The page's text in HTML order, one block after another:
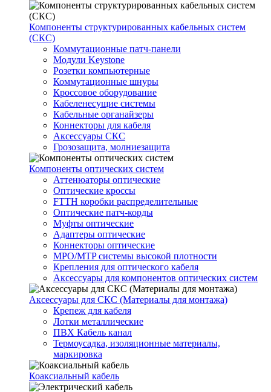
Компоненты структурированных кабельных систем
(СКС)
Коммутационные патч-панели
Модули Keystone
Розетки компьютерные
Коммутационные шнуры
Кроссовое оборудование
Кабеленесущие системы
Кабельные органайзеры
Коннекторы для кабеля
Аксессуары СКС
Грозозащита, молниезащита
Компоненты оптических систем
Аттенюаторы оптические
Оптические кроссы
FTTH коробки распределительные
Оптические патч-корды
Муфты оптические
Адаптеры оптические
Коннекторы оптические
MPO/MTP системы высокой плотности
Крепления для оптического кабеля
Аксессуары для компонентов оптических систем
Аксессуары для СКС (Материалы для монтажа)
Крепеж для кабеля
Лотки металлические
ПВХ Кабель канал
Термоусадка, изоляционные материалы,
маркировка
Коаксиальный кабель